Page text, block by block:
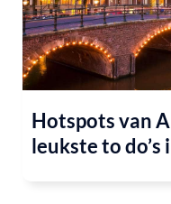
Hotspots van
leukste to do’s